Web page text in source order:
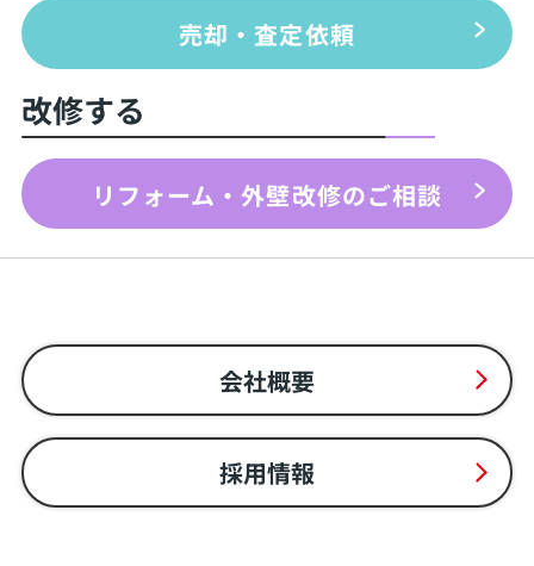
売却・査定依頼
改修する
リフォーム・外壁改修のご相談
会社概要
採用情報